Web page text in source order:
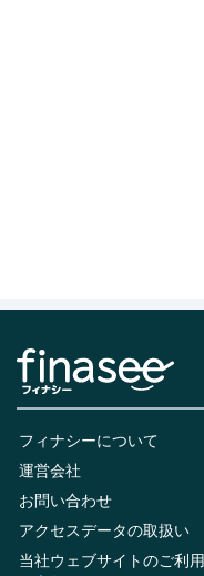
フィナシーについて
運営会社
お問い合わせ
アクセスデータの取扱い
当社ウェブサイトのご利用